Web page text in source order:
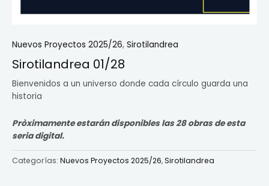
Nuevos Proyectos 2025/26, Sirotilandrea
Sirotilandrea 01/28
Bienvenidos a un universo donde cada círculo guarda una
historia
Pròximamente estarán disponibles las 28 obras de esta
seria digital.
Categorías: Nuevos Proyectos 2025/26,Sirotilandrea